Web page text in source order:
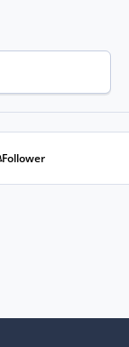
Follower